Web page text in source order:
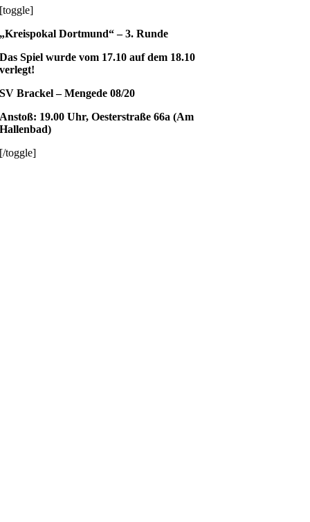
[toggle]
„Kreispokal Dortmund“ – 3. Runde
Das Spiel wurde vom 17.10 auf dem 18.10
verlegt!
SV Brackel – Mengede 08/20
Anstoß: 19.00 Uhr, Oesterstraße 66a (Am
Hallenbad)
[/toggle]